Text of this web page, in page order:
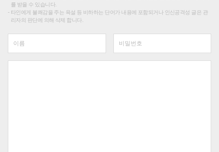
를 받을 수 있습니다.
타인에게 불쾌감을 주는 욕설 등 비하하는 단어가 내용에 포함되거나 인신공격성 글은 관
리자의 판단에 의해 삭제 합니다.